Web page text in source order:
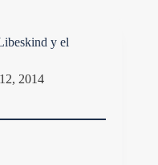
y el
2014